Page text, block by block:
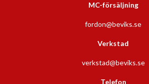
MC-försäljning
fordon@beviks.se
Verkstad
verkstad@beviks.se
Telefon